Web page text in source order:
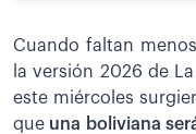
Cuando faltan
la versión 2026 de
este miércoles
que una boliviana